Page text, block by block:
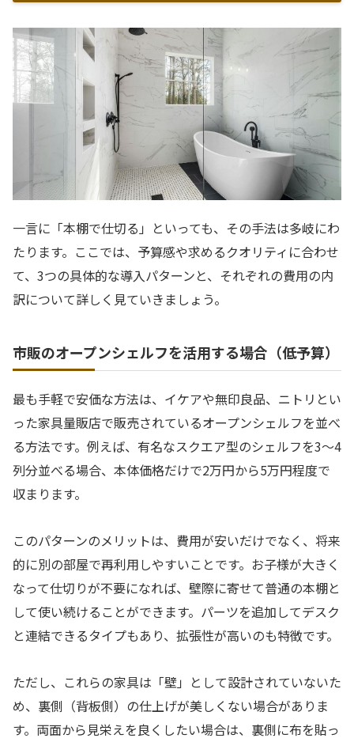
一言に「本棚で仕切る」といっても、その手法は多岐にわ
たります。ここでは、予算感や求めるクオリティに合わせ
て、3つの具体的な導入パターンと、それぞれの費用の内
訳について詳しく見ていきましょう。
市販のオープンシェルフを活用する場合（低予算）
最も手軽で安価な方法は、イケアや無印良品、ニトリとい
った家具量販店で販売されているオープンシェルフを並べ
る方法です。例えば、有名なスクエア型のシェルフを3〜4
列分並べる場合、本体価格だけで2万円から5万円程度で
収まります。
このパターンのメリットは、費用が安いだけでなく、将来
的に別の部屋で再利用しやすいことです。お子様が大きく
なって仕切りが不要になれば、壁際に寄せて普通の本棚と
して使い続けることができます。パーツを追加してデスク
と連結できるタイプもあり、拡張性が高いのも特徴です。
ただし、これらの家具は「壁」として設計されていないた
め、裏側（背板側）の仕上げが美しくない場合がありま
す。両面から見栄えを良くしたい場合は、裏側に布を貼っ